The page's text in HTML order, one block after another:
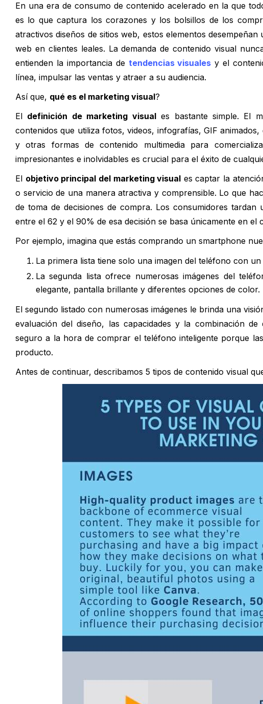
En una era de consumo de contenido acelerado en la que
es lo que captura los corazones y los bolsillos de los
atractivos diseños de sitios web, estos elementos
web en clientes leales. La demanda de contenido visual
entienden la importancia de tendencias visuales y el
línea, impulsar las ventas y atraer a su audiencia.
Así que, qué es el marketing visual?
El definición de marketing visuales bastante simple. El
contenidos que utiliza fotos, videos, infografías, GIF
y otras formas de contenido multimedia para
impresionantes e inolvidables es crucial para el éxito de
El objetivo principal del marketing visual es captar la
o servicio de una manera atractiva y comprensible. Lo que
de toma de decisiones de compra. Los consumidores
entre el 62 y el 90% de esa decisión se basa únicamente en el
Por ejemplo, imagina que estás comprando un smartphone
La primera lista tiene solo una imagen del teléfono con
La segunda lista ofrece numerosas imágenes del
elegante, pantalla brillante y diferentes opciones de color.
El segundo listado con numerosas imágenes le brinda una
evaluación del diseño, las capacidades y la combinación
seguro a la hora de comprar el teléfono inteligente porque
producto.
Antes de continuar, describamos 5 tipos de contenido visual